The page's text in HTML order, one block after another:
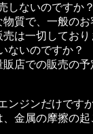
しないのですか
物質で、一般の
売は一切してお
ないのですか？
販店での販売の
ンジンだけです
、金属の摩擦の